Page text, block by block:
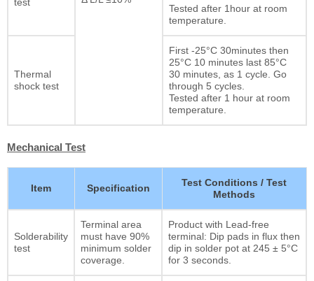
test
Tested after 1hour at room
temperature.
Thermal
shock test
First -25°C 30minutes then
25°C 10 minutes last 85°C
30 minutes, as 1 cycle. Go
through 5 cycles.
Tested after 1 hour at room
temperature.
Mechanical Test
Item Specification
Test Conditions / Test
Methods
Solderability
test
Terminal area
must have 90%
minimum solder
coverage.
Product with Lead-free
terminal: Dip pads in flux then
dip in solder pot at 245 ± 5°C
for 3 seconds.